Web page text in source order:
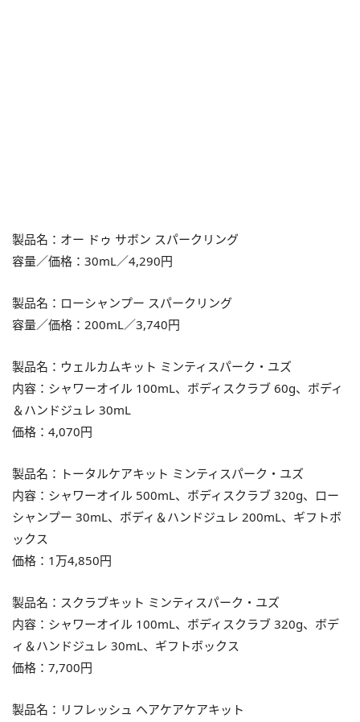
製品名：オー ドゥ サボン スパークリング
容量／価格：30mL／4,290円
製品名：ローシャンプー スパークリング
容量／価格：200mL／3,740円
製品名：ウェルカムキット ミンティスパーク・ユズ
内容：シャワーオイル 100mL、ボディスクラブ 60g、ボディ
＆ハンドジュレ 30mL
価格：4,070円
製品名：トータルケアキット ミンティスパーク・ユズ
内容：シャワーオイル 500mL、ボディスクラブ 320g、ロー
シャンプー 30mL、ボディ＆ハンドジュレ 200mL、ギフトボ
ックス
価格：1万4,850円
製品名：スクラブキット ミンティスパーク・ユズ
内容：シャワーオイル 100mL、ボディスクラブ 320g、ボデ
ィ＆ハンドジュレ 30mL、ギフトボックス
価格：7,700円
製品名：リフレッシュ ヘアケアケアキット